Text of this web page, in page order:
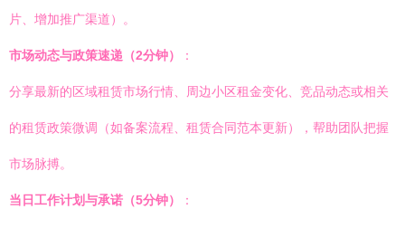
片、增加推广渠道）。
市场动态与政策速递（2分钟） ：
分享最新的区域租赁市场行情、周边小区租金变化、竞品动态或相关
的租赁政策微调（如备案流程、租赁合同范本更新），帮助团队把握
市场脉搏。
当日工作计划与承诺（5分钟） ：